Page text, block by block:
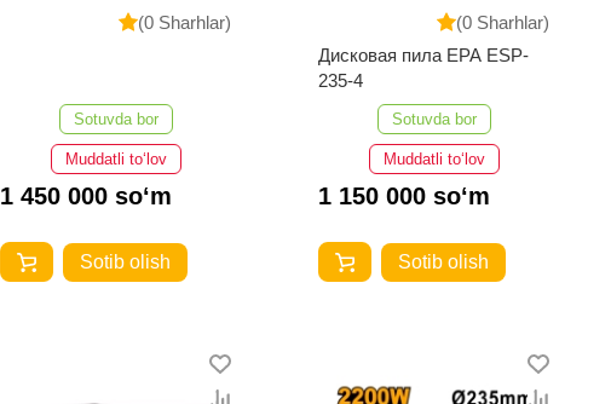
(0 Sharhlar)
Sotuvda bor
Muddatli to‘lov
1 450 000 so‘m
Sotib olish
(0 Sharhlar)
Дисковая пила EPA ESP-
235-4
Sotuvda bor
Muddatli to‘lov
1 150 000 so‘m
Sotib olish